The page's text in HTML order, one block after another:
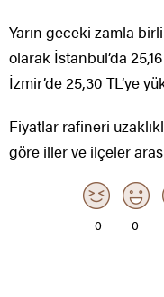
Yarın geceki zamla
olarak İstanbul’da 25,16
İzmir’de 25,30 TL’ye
Fiyatlar rafineri
göre iller ve ilçeler
0 0